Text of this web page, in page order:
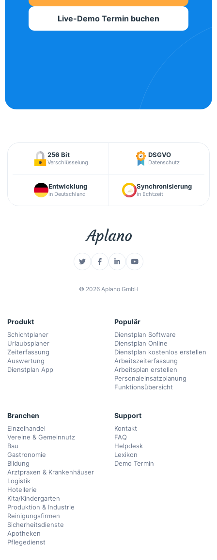
Live-Demo Termin buchen
256 Bit
Verschlüsselung
DSGVO
Datenschutz
Entwicklung
in Deutschland
Synchronisierung
in Echtzeit
© 2026 Aplano GmbH
Produkt
Schichtplaner
Urlaubsplaner
Zeiterfassung
Auswertung
Dienstplan App
Populär
Dienstplan Software
Dienstplan Online
Dienstplan kostenlos erstellen
Arbeitszeiterfassung
Arbeitsplan erstellen
Personaleinsatzplanung
Funktionsübersicht
Branchen
Einzelhandel
Vereine & Gemeinnutz
Bau
Gastronomie
Bildung
Arztpraxen & Krankenhäuser
Logistik
Hotellerie
Kita/Kindergarten
Produktion & Industrie
Reinigungsfirmen
Sicherheitsdienste
Apotheken
Pflegedienst
Support
Kontakt
FAQ
Helpdesk
Lexikon
Demo Termin